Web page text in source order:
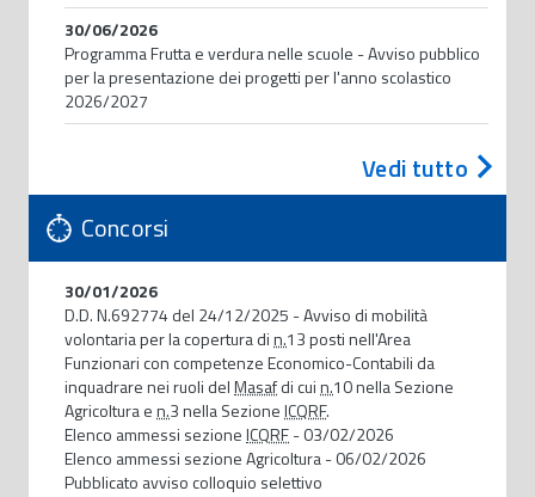
30/06/2026
Programma Frutta e verdura nelle scuole - Avviso pubblico
per la presentazione dei progetti per l'anno scolastico
2026/2027
Vedi tutto
Concorsi
30/01/2026
D.D. N.692774 del 24/12/2025 - Avviso di mobilità
volontaria per la copertura din.13 posti nell'Area
Funzionari con competenze Economico-Contabili da
inquadrare nei ruoli delMasafdi cuin.10 nella Sezione
Agricoltura en.3 nella SezioneICQRF.
Elenco ammessi sezioneICQRF- 03/02/2026
Elenco ammessi sezione Agricoltura - 06/02/2026
Pubblicato avviso colloquio selettivo